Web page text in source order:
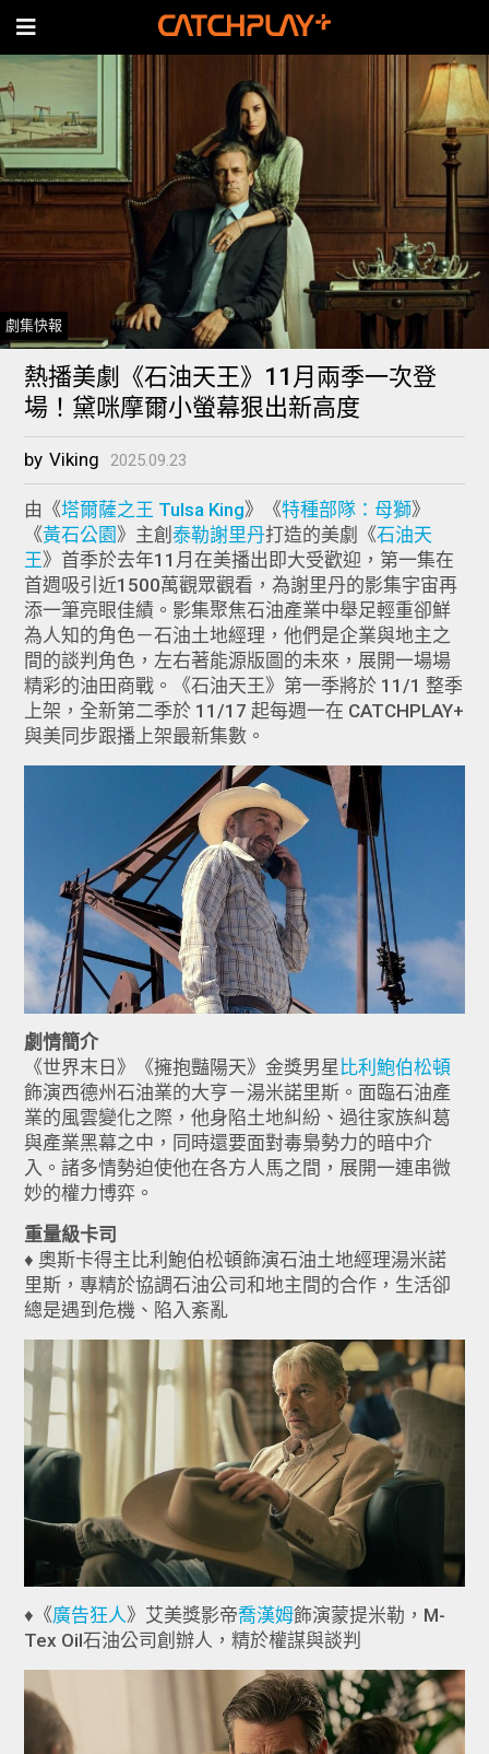
劇集快報
熱播美劇《石油天王》11月兩季一次登
場！黛咪摩爾小螢幕狠出新高度
by Viking 2025.09.23
由《塔爾薩之王 Tulsa King》《特種部隊：母獅》
《黃石公園》主創泰勒謝里丹打造的美劇《石油天
王》首季於去年11月在美播出即大受歡迎，第一集在
首週吸引近1500萬觀眾觀看，為謝里丹的影集宇宙再
添一筆亮眼佳績。影集聚焦石油產業中舉足輕重卻鮮
為人知的角色－石油土地經理，他們是企業與地主之
間的談判角色，左右著能源版圖的未來，展開一場場
精彩的油田商戰。《石油天王》第一季將於 11/1 整季
上架，全新第二季於 11/17 起每週一在 CATCHPLAY+
與美同步跟播上架最新集數。
劇情簡介
《世界末日》《擁抱豔陽天》金獎男星 比利鮑伯松頓
飾演西德州石油業的大亨－湯米諾里斯。面臨石油產
業的風雲變化之際，他身陷土地糾紛、過往家族糾葛
與產業黑幕之中，同時還要面對毒梟勢力的暗中介
入。諸多情勢迫使他在各方人馬之間，展開一連串微
妙的權力博弈。
重量級卡司
♦ 奧斯卡得主比利鮑伯松頓飾演石油土地經理湯米諾
里斯，專精於協調石油公司和地主間的合作，生活卻
總是遇到危機、陷入紊亂
♦《廣告狂人》艾美獎影帝喬漢姆飾演蒙提米勒，M-
Tex Oil石油公司創辦人，精於權謀與談判